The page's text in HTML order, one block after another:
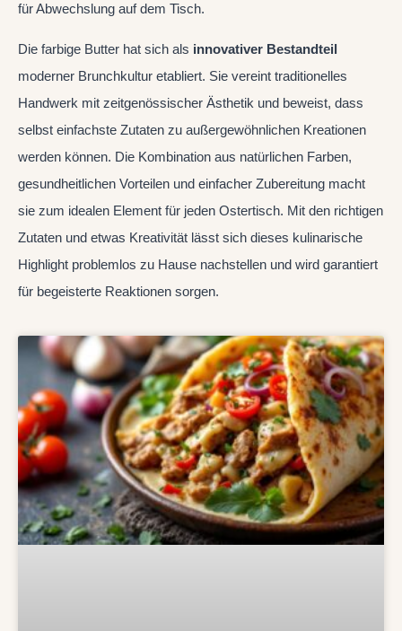
für Abwechslung auf dem Tisch.
Die farbige Butter hat sich als innovativer Bestandteil
moderner Brunchkultur etabliert. Sie vereint traditionelles
Handwerk mit zeitgenössischer Ästhetik und beweist, dass
selbst einfachste Zutaten zu außergewöhnlichen Kreationen
werden können. Die Kombination aus natürlichen Farben,
gesundheitlichen Vorteilen und einfacher Zubereitung macht
sie zum idealen Element für jeden Ostertisch. Mit den richtigen
Zutaten und etwas Kreativität lässt sich dieses kulinarische
Highlight problemlos zu Hause nachstellen und wird garantiert
für begeisterte Reaktionen sorgen.